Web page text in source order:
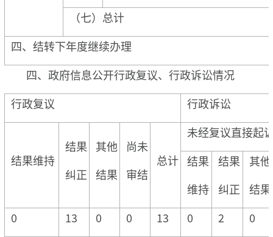
（七）总计
四、结转下年度继续办理
四、政府信息公开行政复议、行政诉讼情况
行政复议
行政诉讼
结果维持
结果
纠正
其他
结果
尚未
审结
总计
未经复议直接起
结果
维持
结果
纠正
其他
结果
0
13 0 0 13 0 2
0